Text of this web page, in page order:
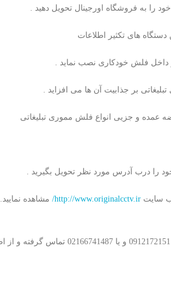
را به فروشگاه اورجینال تحویل دهید .
دستگاه های تکثیر اطلاعات
داخل فلش خودکاری نصب نماید .
بر جذابیت آن ها می افزاید .
عمده و جزیی انواع فلش مموری تبلیغاتی
را درب آدرس مورد نظر تحویل بگیرید .
سایت http://www.originalcctv.ir/ مشاهده نمایید.